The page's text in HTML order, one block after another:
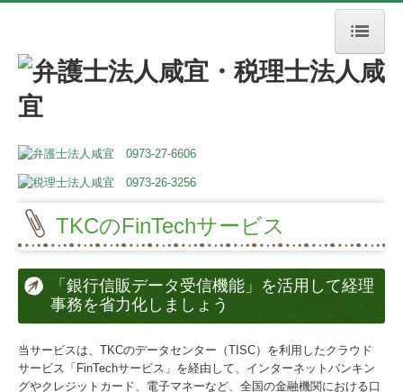
トップページ
会社を設立したい
節税対策のポイント
個人事業を始めたい
税務のお役立ち情報
法律相談
TKCのFinTechサービス
「銀行信販データ受信機能」を活用して経理
事務を省力化しましょう
当サービスは、TKCのデータセンター（TISC）を利用したクラウド
サービス「FinTechサービス」を経由して、インターネットバンキン
グやクレジットカード、電子マネーなど、全国の金融機関における口